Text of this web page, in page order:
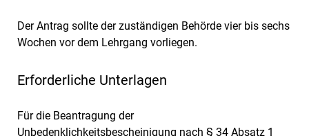
Der Antrag sollte der zuständigen Behörde vier bis sechs
Wochen vor dem Lehrgang vorliegen.
Erforderliche Unterlagen
Für die Beantragung der
Unbedenklichkeitsbescheinigung nach § 34 Absatz 1